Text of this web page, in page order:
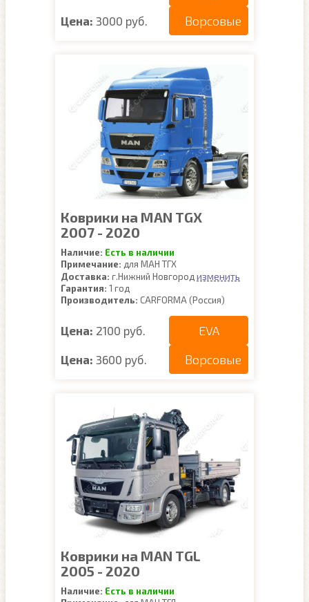
Цена: 3000 руб. Ворсовые
Коврики на MAN TGX
2007 - 2020
Наличие: Есть в наличии
Примечание: для МАН ТГХ
Доставка: г.Нижний Новгород изменить
Гарантия: 1 год
Производитель: CARFORMA (Россия)
Цена: 2100 руб. EVA
Цена: 3600 руб. Ворсовые
Коврики на MAN TGL
2005 - 2020
Наличие: Есть в наличии